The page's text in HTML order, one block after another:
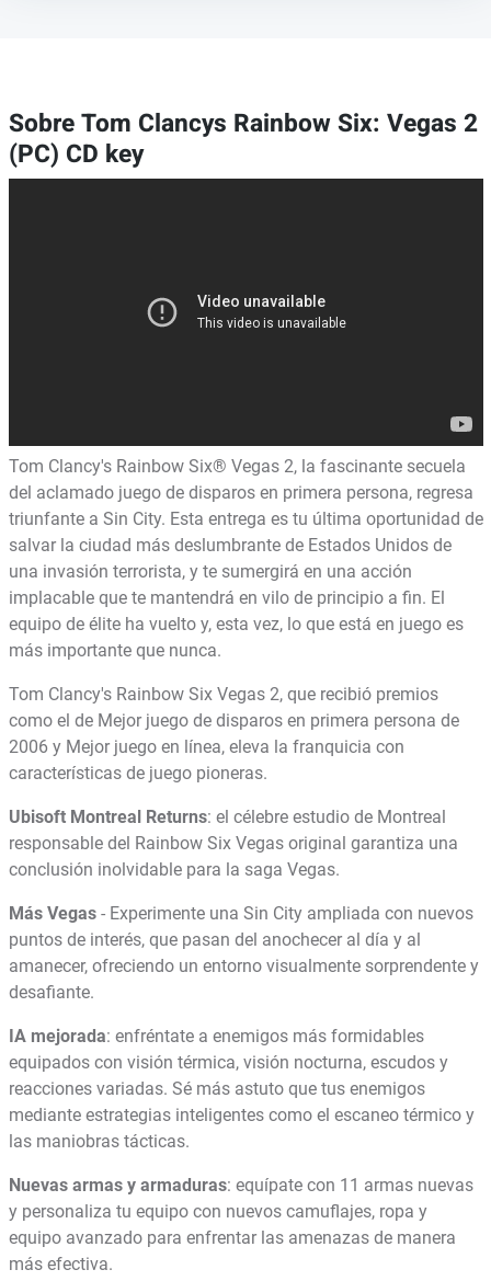
Sobre Tom Clancys Rainbow Six: Vegas 2
(PC) CD key
Tom Clancy's Rainbow Six® Vegas 2, la fascinante secuela
del aclamado juego de disparos en primera persona, regresa
triunfante a Sin City. Esta entrega es tu última oportunidad de
salvar la ciudad más deslumbrante de Estados Unidos de
una invasión terrorista, y te sumergirá en una acción
implacable que te mantendrá en vilo de principio a fin. El
equipo de élite ha vuelto y, esta vez, lo que está en juego es
más importante que nunca.
Tom Clancy's Rainbow Six Vegas 2, que recibió premios
como el de Mejor juego de disparos en primera persona de
2006 y Mejor juego en línea, eleva la franquicia con
características de juego pioneras.
Ubisoft Montreal Returns: el célebre estudio de Montreal
responsable del Rainbow Six Vegas original garantiza una
conclusión inolvidable para la saga Vegas.
Más Vegas- Experimente una Sin City ampliada con nuevos
puntos de interés, que pasan del anochecer al día y al
amanecer, ofreciendo un entorno visualmente sorprendente y
desafiante.
IA mejorada: enfréntate a enemigos más formidables
equipados con visión térmica, visión nocturna, escudos y
reacciones variadas. Sé más astuto que tus enemigos
mediante estrategias inteligentes como el escaneo térmico y
las maniobras tácticas.
Nuevas armas y armaduras: equípate con 11 armas nuevas
y personaliza tu equipo con nuevos camuflajes, ropa y
equipo avanzado para enfrentar las amenazas de manera
más efectiva.